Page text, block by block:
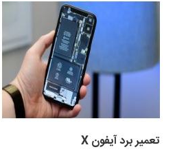
تعمیر برد آیفون X